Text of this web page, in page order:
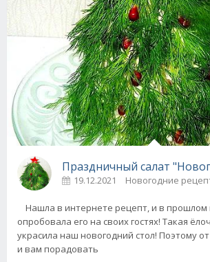
Праздничный салат
19.12.2021 Новогодние
Нашла в интернете рецепт, и в прошлом
опробовала его на своих гостях! Такая
украсила наш новогодний стол! Поэтому
и вам порадовать